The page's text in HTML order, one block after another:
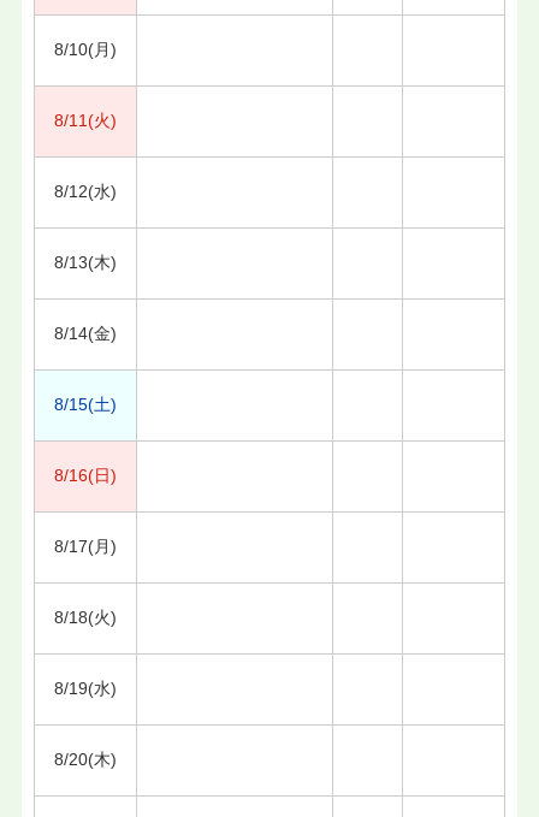
8/10(月)
8/11(火)
8/12(水)
8/13(木)
8/14(金)
8/15(土)
8/16(日)
8/17(月)
8/18(火)
8/19(水)
8/20(木)